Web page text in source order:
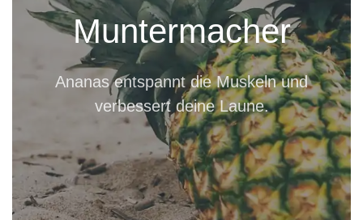
Muntermacher
Ananas entspannt die Muskeln und
verbessert deine Laune.